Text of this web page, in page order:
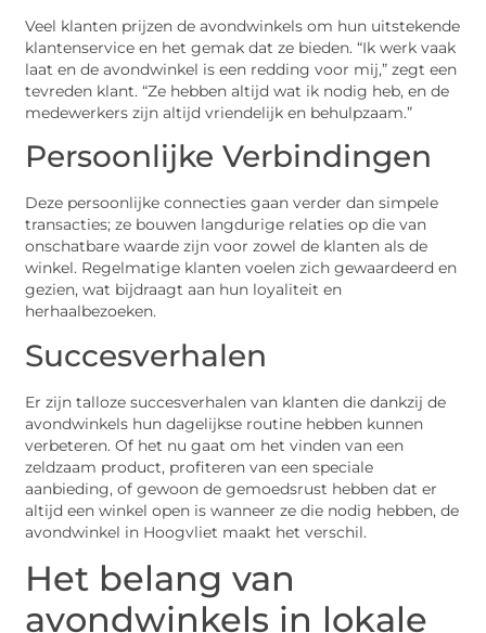
Veel klanten prijzen de avondwinkels om hun uitstekende
klantenservice en het gemak dat ze bieden. “Ik werk vaak
laat en de avondwinkel is een redding voor mij,” zegt een
tevreden klant. “Ze hebben altijd wat ik nodig heb, en de
medewerkers zijn altijd vriendelijk en behulpzaam.”
Persoonlijke Verbindingen
Deze persoonlijke connecties gaan verder dan simpele
transacties; ze bouwen langdurige relaties op die van
onschatbare waarde zijn voor zowel de klanten als de
winkel. Regelmatige klanten voelen zich gewaardeerd en
gezien, wat bijdraagt aan hun loyaliteit en
herhaalbezoeken.
Succesverhalen
Er zijn talloze succesverhalen van klanten die dankzij de
avondwinkels hun dagelijkse routine hebben kunnen
verbeteren. Of het nu gaat om het vinden van een
zeldzaam product, profiteren van een speciale
aanbieding, of gewoon de gemoedsrust hebben dat er
altijd een winkel open is wanneer ze die nodig hebben, de
avondwinkel in Hoogvliet maakt het verschil.
Het belang van
avondwinkels in lokale